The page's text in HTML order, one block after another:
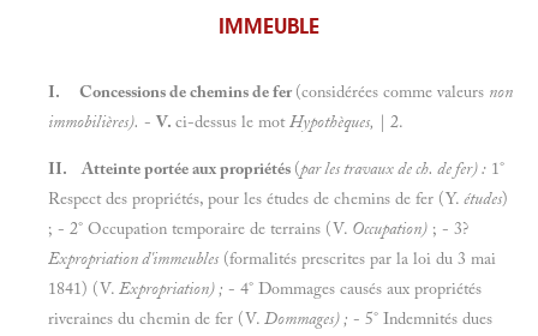
IMMEUBLE
I. Concessions de chemins de fer (considérées comme valeurs non
immobilières). - V. ci-dessus le motHypothèques, | 2.
II. Atteinte portée aux propriétés (par les travaux de ch. de fer) : 1°
Respect des propriétés, pour les études de chemins de fer (Y. études)
; - 2° Occupation temporaire de terrains (V. Occupation) ; - 3?
Expropriation d'immeubles (formalités prescrites par la loi du 3 mai
1841) (V. Expropriation) ; - 4° Dommages causés aux propriétés
riveraines du chemin de fer (V. Dommages) ; - 5° Indemnités dues